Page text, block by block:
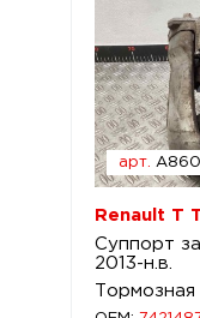
арт.
Renault T
Суппорт
2013-н.в.